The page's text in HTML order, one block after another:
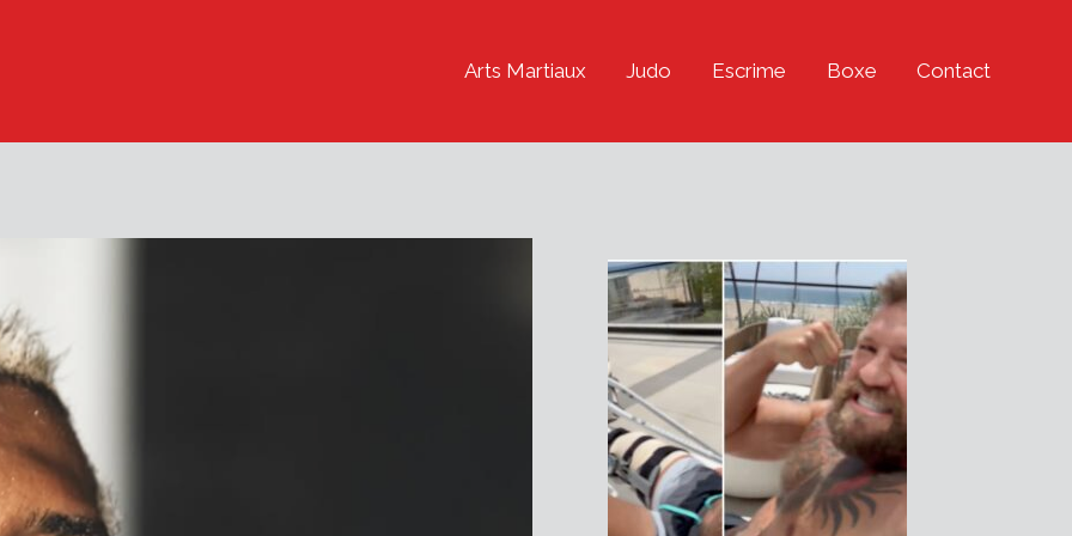
Arts Martiaux Judo Escrime Boxe Contact